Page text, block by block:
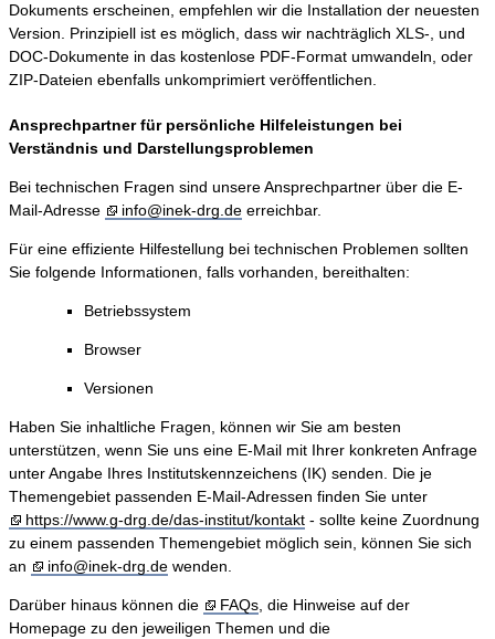
Dokuments erscheinen, empfehlen wir die Installation der neuesten
Version. Prinzipiell ist es möglich, dass wir nachträglich XLS-, und
DOC-Dokumente in das kostenlose PDF-Format umwandeln, oder
ZIP-Dateien ebenfalls unkomprimiert veröffentlichen.
Ansprechpartner für persönliche Hilfeleistungen bei
Verständnis und Darstellungsproblemen
Bei technischen Fragen sind unsere Ansprechpartner über die E-
Mail-Adresse
info@inek-drg.de erreichbar.
Für eine effiziente Hilfestellung bei technischen Problemen sollten
Sie folgende Informationen, falls vorhanden, bereithalten:
Betriebssystem
Browser
Versionen
Haben Sie inhaltliche Fragen, können wir Sie am besten
unterstützen, wenn Sie uns eine E-Mail mit Ihrer konkreten Anfrage
unter Angabe Ihres Institutskennzeichens (IK) senden. Die je
Themengebiet passenden E-Mail-Adressen finden Sie unter
https://www.g-drg.de/das-institut/kontakt - sollte keine Zuordnung
zu einem passenden Themengebiet möglich sein, können Sie sich
an
info@inek-drg.de wenden.
Darüber hinaus können die FAQs, die Hinweise auf der
Homepage zu den jeweiligen Themen und die